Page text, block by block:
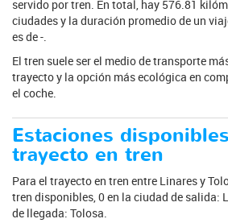
servido por tren. En total, hay 576.81
ciudades y la duración promedio de un
es de -.
El tren suele ser el medio de transporte
trayecto y la opción más ecológica en
el coche.
Estaciones
trayecto en tren
Para el trayecto en tren entre Linares y
tren disponibles, 0 en la ciudad de salida:
de llegada: Tolosa.